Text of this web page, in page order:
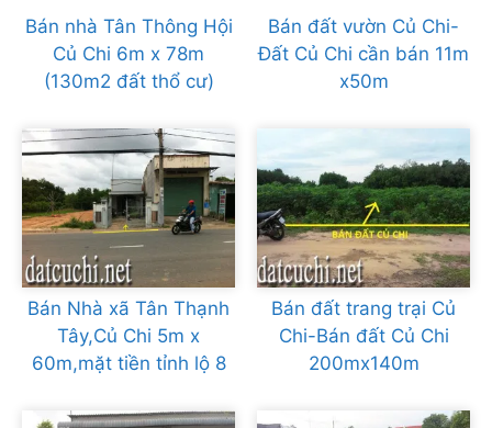
Bán nhà Tân Thông Hội
Củ Chi 6m x 78m
(130m2 đất thổ cư)
Bán đất vườn Củ Chi-
Đất Củ Chi cần bán 11m
x50m
Bán Nhà xã Tân Thạnh
Tây,Củ Chi 5m x
60m,mặt tiền tỉnh lộ 8
Bán đất trang trại Củ
Chi-Bán đất Củ Chi
200mx140m